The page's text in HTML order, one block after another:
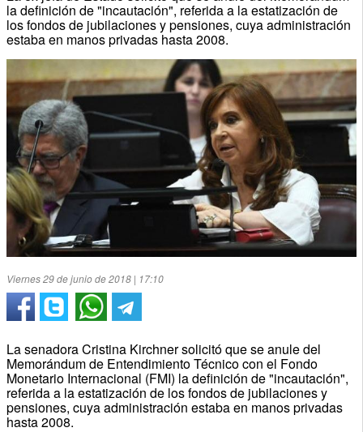
la definición de "incautación", referida a la estatización de
los fondos de jubilaciones y pensiones, cuya administración
estaba en manos privadas hasta 2008.
Viernes 29 de junio de 2018 | 17:10
La senadora Cristina Kirchner solicitó que se anule del
Memorándum de Entendimiento Técnico con el Fondo
Monetario Internacional (FMI) la definición de "incautación",
referida a la estatización de los fondos de jubilaciones y
pensiones, cuya administración estaba en manos privadas
hasta 2008.